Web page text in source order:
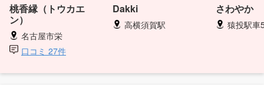
桃香縁（トウカエ
ン）
名古屋市栄
口コミ 27件
Dakki
高横須賀駅
さわやか
猿投駅車